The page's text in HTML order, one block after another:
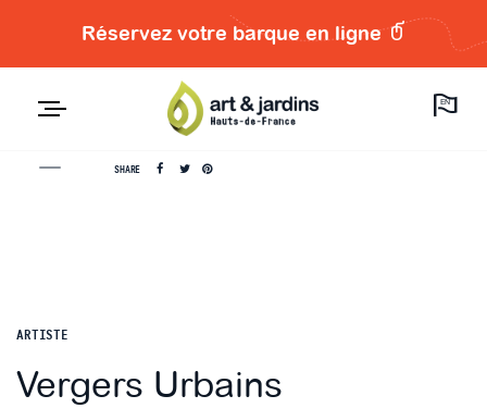
Réservez votre barque en ligne
EN
SHARE
ARTISTE
Vergers Urbains